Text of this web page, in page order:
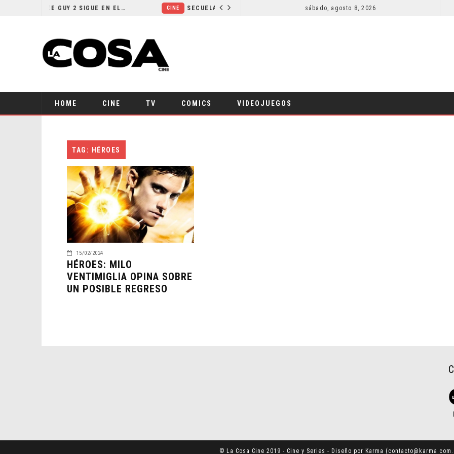
¿POR QUÉ FREE GUY 2 SIGUE EN EL LIMBO? CINE
sábado, agosto 8, 2026
HOME CINE TV COMICS VIDEOJUEGOS
TAG: HÉROES
15/02/2024
HÉROES: MILO
VENTIMIGLIA OPINA SOBRE
UN POSIBLE REGRESO
© La Cosa Cine 2019 - Cine y Series - Diseño por Karma (